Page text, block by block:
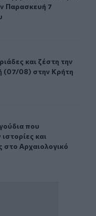
Παρασκευή 7
Παρασκευή (07/08)
και ζέστη την
και ζέστη την
(07/08) στην Κρήτη
ιστορίες και
που κουβαλούν
που
και
στο Αρχαιολογικό